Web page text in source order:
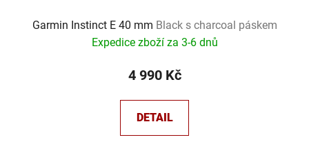
Garmin Instinct E 40 mm Black s charcoal páskem
Expedice zboží za 3-6 dnů
4 990 Kč
DETAIL